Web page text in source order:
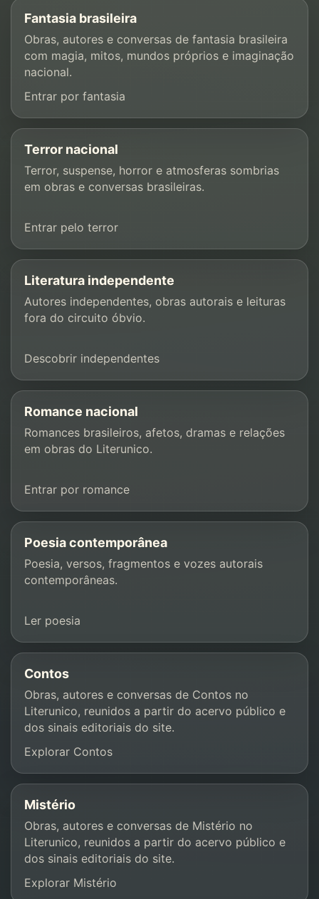
Fantasia brasileira
Obras, autores e conversas de fantasia brasileira
com magia, mitos, mundos próprios e imaginação
nacional.
Entrar por fantasia
Terror nacional
Terror, suspense, horror e atmosferas sombrias
em obras e conversas brasileiras.
Entrar pelo terror
Literatura independente
Autores independentes, obras autorais e leituras
fora do circuito óbvio.
Descobrir independentes
Romance nacional
Romances brasileiros, afetos, dramas e relações
em obras do Literunico.
Entrar por romance
Poesia contemporânea
Poesia, versos, fragmentos e vozes autorais
contemporâneas.
Ler poesia
Contos
Obras, autores e conversas de Contos no
Literunico, reunidos a partir do acervo público e
dos sinais editoriais do site.
Explorar Contos
Mistério
Obras, autores e conversas de Mistério no
Literunico, reunidos a partir do acervo público e
dos sinais editoriais do site.
Explorar Mistério